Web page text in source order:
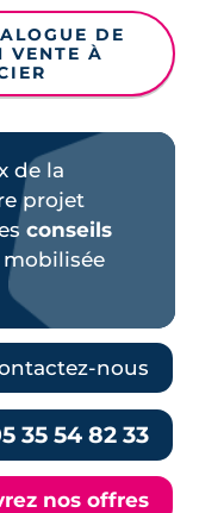
DE
VENTE À
de la
projet
conseils
nous
35 54 82 33
nos offres